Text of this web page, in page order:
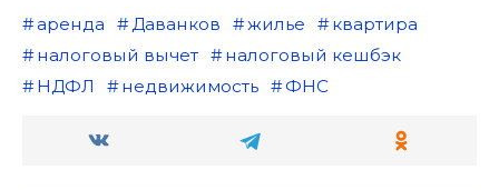
аренда Даванков жилье
квартира
налоговый вычет
налоговый кешбэк
НДФЛ
недвижимость ФНС